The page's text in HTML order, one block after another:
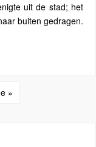
uit de stad; het
buiten gedragen.
»